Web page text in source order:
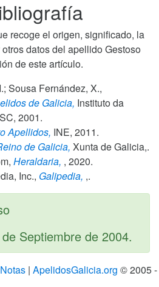
recoge el origen, significado, la
datos del apellido Gestoso
de este artículo.
Sousa Fernández, X.,
de Galicia, Instituto da
2001.
Apellidos, INE, 2011.
de Galicia, Xunta de Galicia,.
Heraldaria, , 2020.
Inc., Galipedia, ,.
de Septiembre de 2004.
Notas | ApelidosGalicia.org © 2005 -